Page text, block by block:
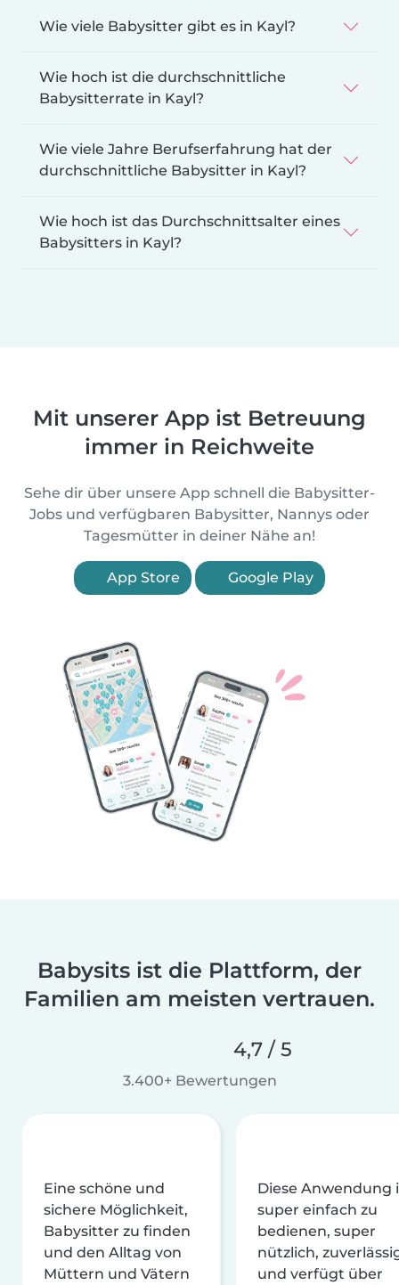
Wie viele Babysitter gibt es in Kayl?
Wie hoch ist die durchschnittliche
Babysitterrate in Kayl?
Wie viele Jahre Berufserfahrung hat der
durchschnittliche Babysitter in Kayl?
Wie hoch ist das Durchschnittsalter eines
Babysitters in Kayl?
Mit unserer App ist Betreuung
immer in Reichweite
Sehe dir über unsere App schnell die Babysitter-
Jobs und verfügbaren Babysitter, Nannys oder
Tagesmütter in deiner Nähe an!
App Store Google Play
Babysits ist die Plattform, der
Familien am meisten vertrauen.
4,7 / 5
3.400+ Bewertungen
Eine schöne und
sichere Möglichkeit,
Babysitter zu finden
und den Alltag von
Müttern und Vätern
Diese Anwendung
super einfach zu
bedienen, super
nützlich,
und verfügt über